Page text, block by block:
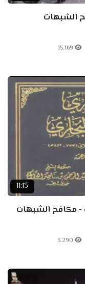
الشبهات
15.169
11:13
- مكافح الشبهات
3.290